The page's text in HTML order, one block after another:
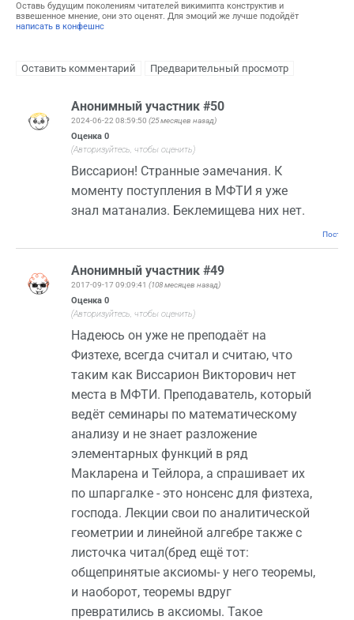
Оставь будущим поколениям читателей викимипта конструктив и
взвешенное мнение, они это оценят. Для эмоций же лучше подойдёт
написать в конфешнс
Анонимный участник #50
2024-06-22 08:59:50 (25 месяцев назад)
Оценка 0
(Авторизуйтесь, чтобы оценить)
Виссарион! Странные эамечания. К
моменту поступления в МФТИ я уже
знал матанализ. Беклемищева них нет.
Анонимный участник #49
2017-09-17 09:09:41 (108 месяцев назад)
Оценка 0
(Авторизуйтесь, чтобы оценить)
Надеюсь он уже не преподаёт на
Физтехе, всегда считал и считаю, что
таким как Виссарион Викторович нет
места в МФТИ. Преподаватель, который
ведёт семинары по математическому
анализу и не знает разложение
элементарных функций в ряд
Макларена и Тейлора, а спрашивает их
по шпаргалке - это нонсенс для физтеха,
господа. Лекции свои по аналитической
геометрии и линейной алгебре также с
листочка читал(бред ещё тот:
общепринятые аксиомы- у него теоремы,
и наоборот, теоремы вдруг
превратились в аксиомы. Такое